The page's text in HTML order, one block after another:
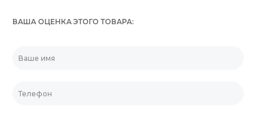
ВАША ОЦЕНКА ЭТОГО ТОВАРА